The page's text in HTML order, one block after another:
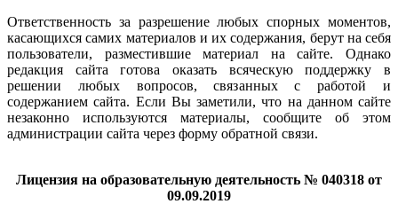
Ответственность за разрешение любых спорных моментов,
касающихся самих материалов и их содержания, берут на себя
пользователи, разместившие материал на сайте. Однако
редакция сайта готова оказать всяческую поддержку в
решении любых вопросов, связанных с работой и
содержанием сайта. Если Вы заметили, что на данном сайте
незаконно используются материалы, сообщите об этом
администрации сайта через форму обратной связи.
Лицензия на образовательную деятельность № 040318 от
09.09.2019